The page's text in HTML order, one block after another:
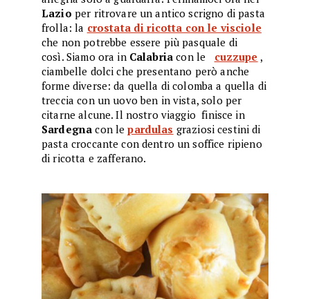
Lazio per ritrovare un antico scrigno di pasta
frolla: la crostata di ricotta con le visciole
che non potrebbe essere più pasquale di
così. Siamo ora in Calabria con le cuzzupe ,
ciambelle dolci che presentano però anche
forme diverse: da quella di colomba a quella di
treccia con un uovo ben in vista, solo per
citarne alcune. Il nostro viaggio finisce in
Sardegna con lepardulas graziosi cestini di
pasta croccante con dentro un soffice ripieno
di ricotta e zafferano.